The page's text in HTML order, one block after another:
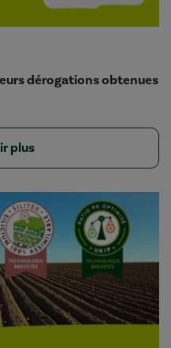
dérogations obtenues
plus